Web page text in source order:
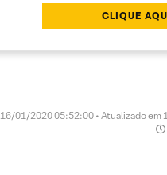
CLIQUE
16/01/2020 05:52:00 • Atualizado